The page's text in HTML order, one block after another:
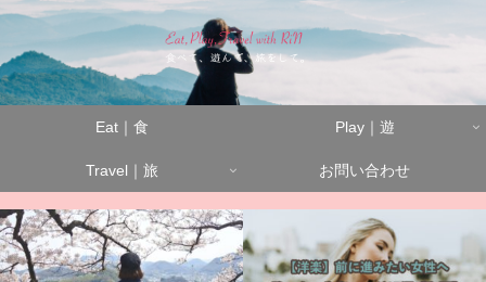
Eat｜食 Play｜遊
Travel｜旅 お問い合わせ